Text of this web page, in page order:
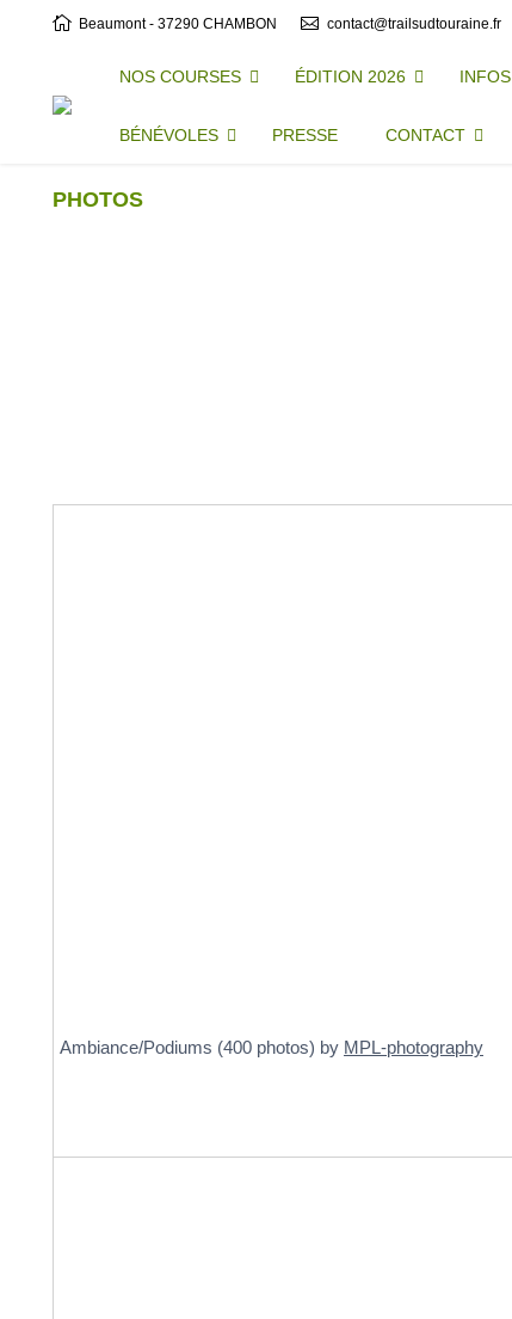
Beaumont - 37290 CHAMBON contact@trailsudtouraine.fr
NOS COURSES ÉDITION 2026 INFOS
BÉNÉVOLES PRESSE CONTACT
PHOTOS
Ambiance/Podiums (400 photos) by MPL-photography